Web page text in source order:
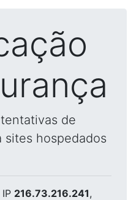
de
sites hospedados
216.73.216.241,